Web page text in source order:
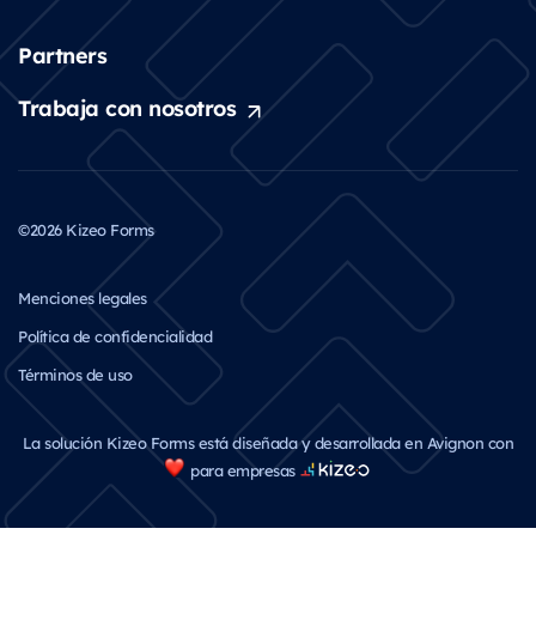
Partners
Trabaja con nosotros
©2026 Kizeo Forms
La solución Kizeo Forms está diseñada y desarrollada en Avignon con
para empresas
Menciones legales
Política de confidencialidad
Términos de uso